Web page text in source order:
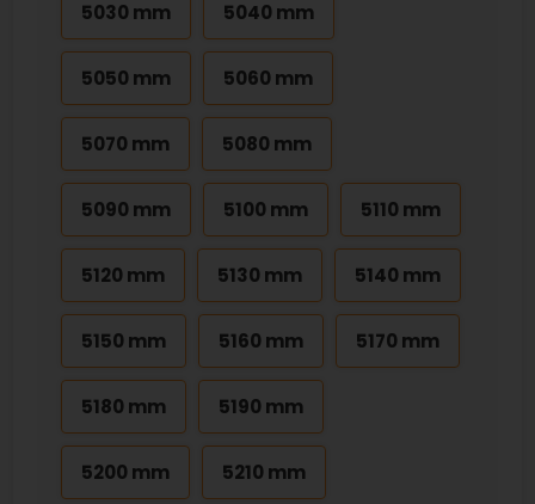
5030 mm 5040 mm
5050 mm 5060 mm
5070 mm 5080 mm
5090 mm 5100 mm 5110 mm
5120 mm 5130 mm 5140 mm
5150 mm 5160 mm 5170 mm
5180 mm 5190 mm
5200 mm 5210 mm